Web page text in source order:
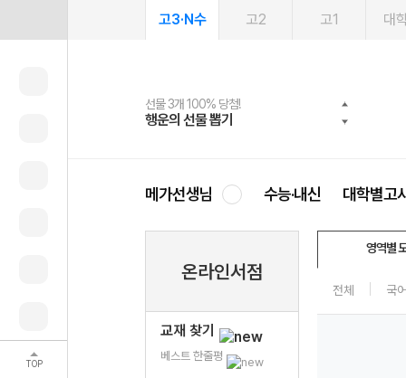
TOP
고3·N수 고2 고1 대
선물 3개 100% 당첨!
행운의 선물 뽑기
선물 100% 증정!
메가스터디 X 올리브
여름방학 스터디 캐시백
메가런 썸머스쿨
2027 러셀 단과
강사 공개선발
스마트러닝앱
설문 EVENT
메가패스
3일 무료 체험권
메가패스 수강생 무료혜택!
메가클럽 멤버십
사회공헌 캠페인
희망이룸 메가나눔
메가선생님 수능·내신 대학별고
온라인서점
교재 찾기
베스트 한줄평
영역별
전체 국